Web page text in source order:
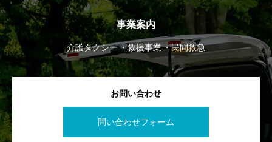
事業案内
介護タクシー 救援事業 民間救急
お問い合わせ
問い合わせフォーム